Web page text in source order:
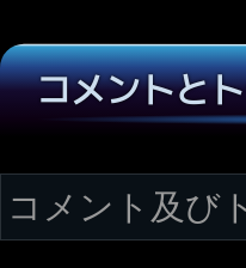
コメントと
コメント及び